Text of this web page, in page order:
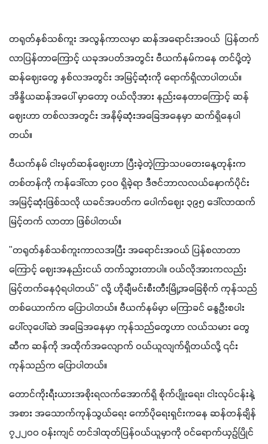
တရုတ်နှစ်သစ်ကူး အလွန်ကာလမှာ ဆန်အရောင်းအဝယ်  ပြန်တက်
လာပြန်တာကြောင့် ယခုအပတ်အတွင်း ဗီယက်နမ်ကနေ တင်ပို့တဲ့
ဆန်ဈေးတွေ နှစ်လအတွင်း အမြင့်ဆုံးကို ရောက်ရှိလာပါတယ်။
အိန္ဒိယဆန်အပေါ် မှာတော့ ဝယ်လိုအား နည်းနေတာကြောင့် ဆန်
ဈေးဟာ တစ်လအတွင်း အနိမ့်ဆုံးအခြေအနေမှာ ဆက်ရှိနေပါ
တယ်။
ဗီယက်နမ် ငါးမှတ်ဆန်ဈေးဟာ ပြီးခဲ့တဲ့ကြာသပတေးနေ့တုန်းက
တစ်တန်ကို ကန်ဒေါ်လာ ၄၀၀ ရှိခဲ့ရာ ဒီဇင်ဘာလလယ်နောက်ပိုင်း
အမြင့်ဆုံးဖြစ်သလို ယခင်အပတ်က ပေါက်ဈေး ၃၉၅ ဒေါ်လာထက်
မြင့်တက် လာတာ ဖြစ်ပါတယ်။
"တရုတ်နှစ်သစ်ကူးကာလအပြီး အရောင်းအဝယ် ပြန်စလာတာ
ကြောင့် ဈေးအနည်းငယ် တက်သွားတာပါ။ ဝယ်လိုအားကလည်း
မြင့်တက်နေပုံရပါတယ်" လို့ ဟိုချီမင်းစီးတီးမြို့အခြေစိုက် ကုန်သည်
တစ်ယောက်က ပြောပါတယ်။ ဗီယက်နမ်မှာ မကြာခင် နွေဦးစပါး
ပေါ်လုပေါ်ဆဲ အခြေအနေမှာ ကုန်သည်တွေဟာ လယ်သမား တွေ
ဆီက ဆန်ကို အထိုက်အလျောက် ဝယ်ယူလျက်ရှိတယ်လို့ ၎င်း
ကုန်သည်က ပြောပါတယ်။
တောင်ကိုးရီးယားအစိုးရလက်အောက်ရှိ စိုက်ပျိုးရေး၊ ငါးလုပ်ငန်းနဲ့
အစား အသောက်ကုန်သွယ်ရေး ကော်ပိုရေးရှင်းကနေ ဆန်တန်ချိန်
၇၂၂၀၀ ဝန်းကျင် တင်ဒါထုတ်ပြန်ဝယ်ယူမှာကို ဝင်ရောက်ယှဉ်ပြိုင်